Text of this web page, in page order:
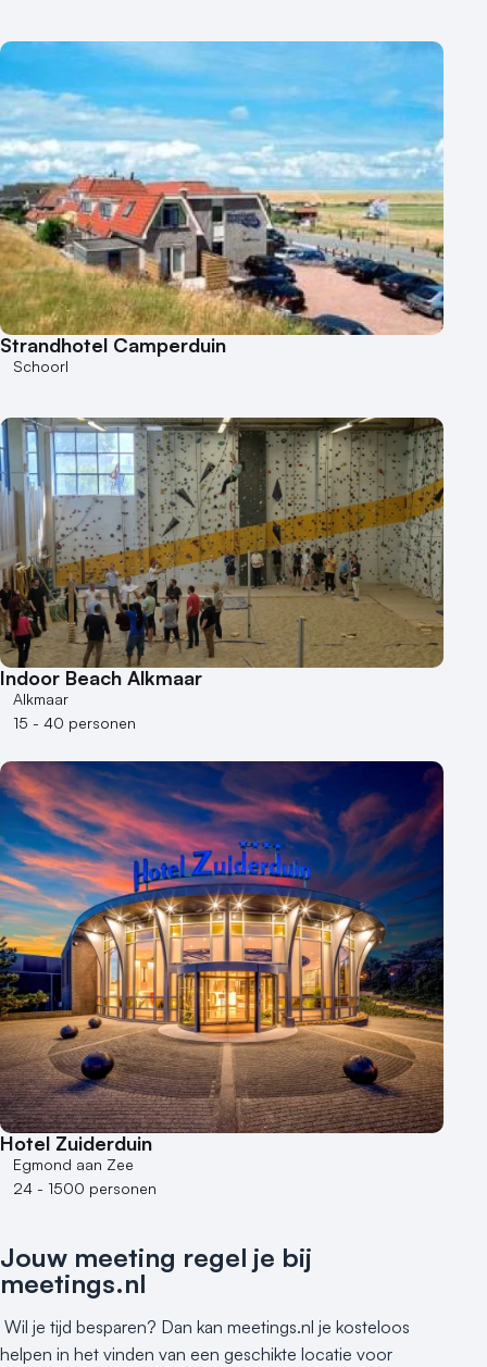
Strandhotel Camperduin
Schoorl
Indoor Beach Alkmaar
Alkmaar
15 - 40 personen
Hotel Zuiderduin
Egmond aan Zee
24 - 1500 personen
Jouw meeting regel je bij
meetings.nl
Wil je tijd besparen? Dan kan meetings.nl je kosteloos
helpen in het vinden van een geschikte locatie voor